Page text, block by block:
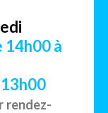
14h00 à
rendez-